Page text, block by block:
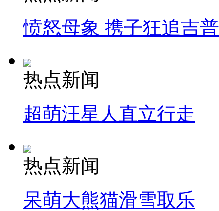
愤怒母象 携子狂追吉
热点新闻
超萌汪星人直立行走
热点新闻
呆萌大熊猫滑雪取乐